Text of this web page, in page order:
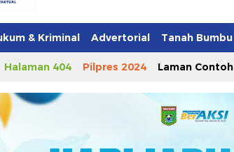
& Kriminal Advertorial Tanah Bumbu
Halaman 404 Pilpres 2024 Laman Contoh